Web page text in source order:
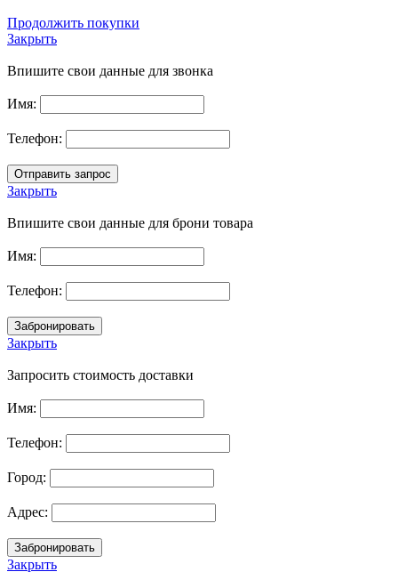
Продолжить покупки
Закрыть
Впишите свои данные для звонка
Имя:
Телефон:
Закрыть
Впишите свои данные для брони товара
Имя:
Телефон:
Закрыть
Запросить стоимость доставки
Имя:
Телефон:
Город:
Адрес:
Закрыть